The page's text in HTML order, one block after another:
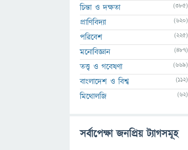
চিন্তা ও দক্ষতা (385)
প্রাণিবিদ্যা (620)
পরিবেশ (225)
মনোবিজ্ঞান (487)
তত্ত্ব ও গবেষণা (669)
বাংলাদেশ ও বিশ্ব (112)
মিথোলজি (62)
সর্বাপেক্ষা জনপ্রিয় ট্যাগসমূহ